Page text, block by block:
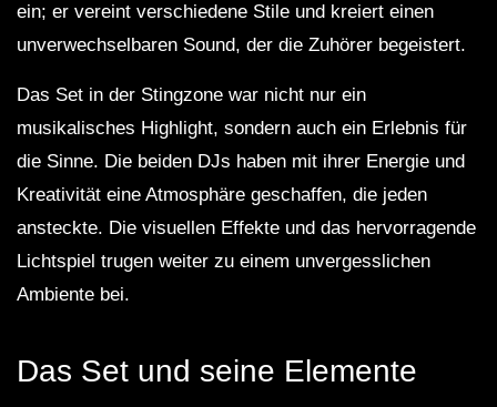
ein; er vereint verschiedene Stile und kreiert einen
unverwechselbaren Sound, der die Zuhörer begeistert.
Das Set in der Stingzone war nicht nur ein
musikalisches Highlight, sondern auch ein Erlebnis für
die Sinne. Die beiden DJs haben mit ihrer Energie und
Kreativität eine Atmosphäre geschaffen, die jeden
ansteckte. Die visuellen Effekte und das hervorragende
Lichtspiel trugen weiter zu einem unvergesslichen
Ambiente bei.
Das Set und seine Elemente